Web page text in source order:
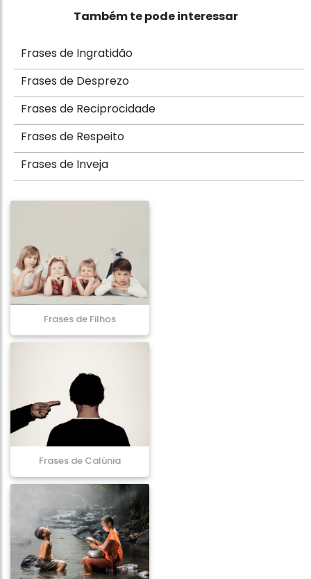
Também te pode interessar
Frases de Ingratidão
Frases de Desprezo
Frases de Reciprocidade
Frases de Respeito
Frases de Inveja
Frases de Filhos
Frases de Calúnia